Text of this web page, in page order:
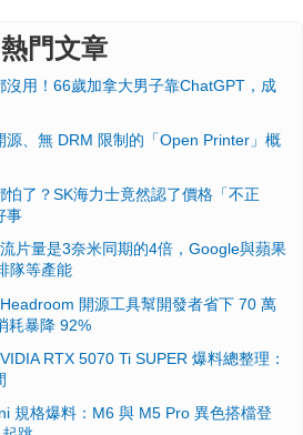
熱門文章
沒用！66歲加拿大男子靠ChatGPT，成
源、無 DRM 限制的「Open Printer」概
了？SK海力士竟然認了價格「不正
事
片量是3奈米同期的4倍，Google與蘋果
隊等產能
開源工具幫開發者省下 70 萬
耗暴降 92%
RTX 5070 Ti SUPER 爆料總整理：
規格爆料：M6 與 M5 Pro 異色搭檔登